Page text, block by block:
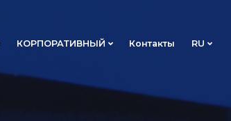
КОРПОРАТИВНЫЙ Контакты RU